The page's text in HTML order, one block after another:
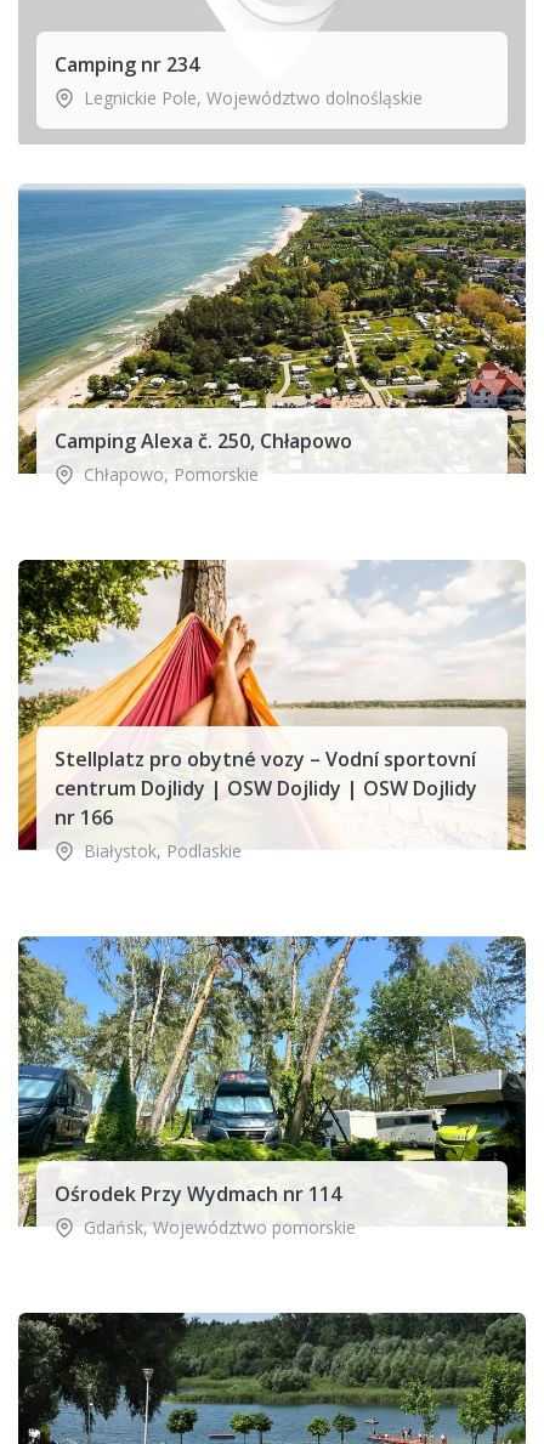
Camping nr 234
Legnickie Pole, Województwo dolnośląskie
Camping Alexa č. 250, Chłapowo
Chłapowo,Pomorskie
Stellplatz pro obytné vozy – Vodní sportovní
centrum Dojlidy | OSW Dojlidy | OSW Dojlidy
nr 166
Białystok,Podlaskie
Ośrodek Przy Wydmach nr 114
Gdańsk,Województwo pomorskie